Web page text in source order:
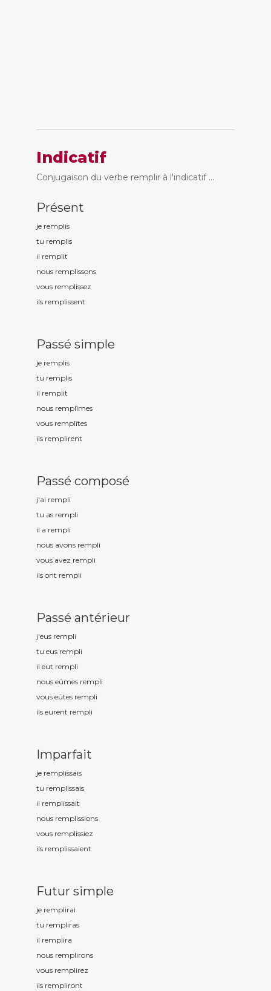
Indicatif
Conjugaison du verbe remplir à l'indicatif ...
Présent
je remplis
tu remplis
il remplit
nous remplissons
vous remplissez
ils remplissent
Passé simple
je remplis
tu remplis
il remplit
nous remplîmes
vous remplîtes
ils remplirent
Passé composé
j'ai rempli
tu as rempli
il a rempli
nous avons rempli
vous avez rempli
ils ont rempli
Passé antérieur
j'eus rempli
tu eus rempli
il eut rempli
nous eûmes rempli
vous eûtes rempli
ils eurent rempli
Imparfait
je remplissais
tu remplissais
il remplissait
nous remplissions
vous remplissiez
ils remplissaient
Futur simple
je remplirai
tu rempliras
il remplira
nous remplirons
vous remplirez
ils rempliront